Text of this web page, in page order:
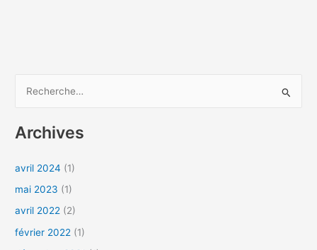
c
e
r
c
h
Archives
avril 2024 (1)
mai 2023 (1)
avril 2022 (2)
février 2022 (1)